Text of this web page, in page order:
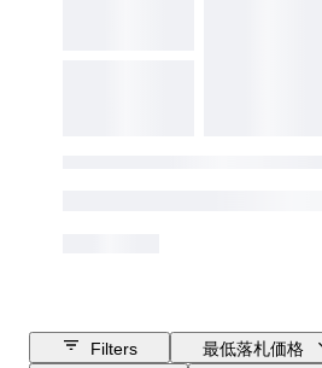
Filters
最低落札価格